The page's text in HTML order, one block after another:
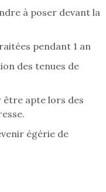
à poser devant la
pendant 1 an
des tenues de
être apte lors des
égérie de